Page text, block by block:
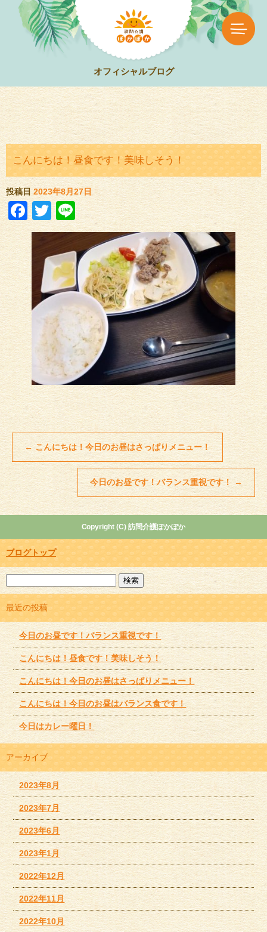
オフィシャルブログ
こんにちは！昼食です！美味しそう！
投稿日 2023年8月27日
Facebook
Twitter
Line
←こんにちは！今日のお昼はさっぱりメニュー！
今日のお昼です！バランス重視です！→
Copyright (C) 訪問介護ぽかぽか
ブログトップ
最近の投稿
今日のお昼です！バランス重視です！
こんにちは！昼食です！美味しそう！
こんにちは！今日のお昼はさっぱりメニュー！
こんにちは！今日のお昼はバランス食です！
今日はカレー曜日！
アーカイブ
2023年8月
2023年7月
2023年6月
2023年1月
2022年12月
2022年11月
2022年10月